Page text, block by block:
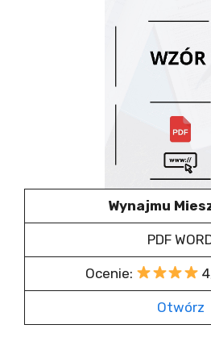
Wynajmu
PDF
Ocenie:
Otwórz